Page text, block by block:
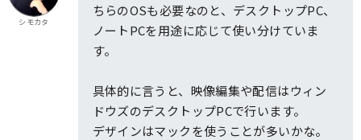
シモカタ
ちらのOSも必要なのと、デスクトップPC、
ノートPCを用途に応じて使い分けていま
す。
具体的に言うと、映像編集や配信はウィン
ドウズのデスクトップPCで行います。
デザインはマックを使うことが多いかな。